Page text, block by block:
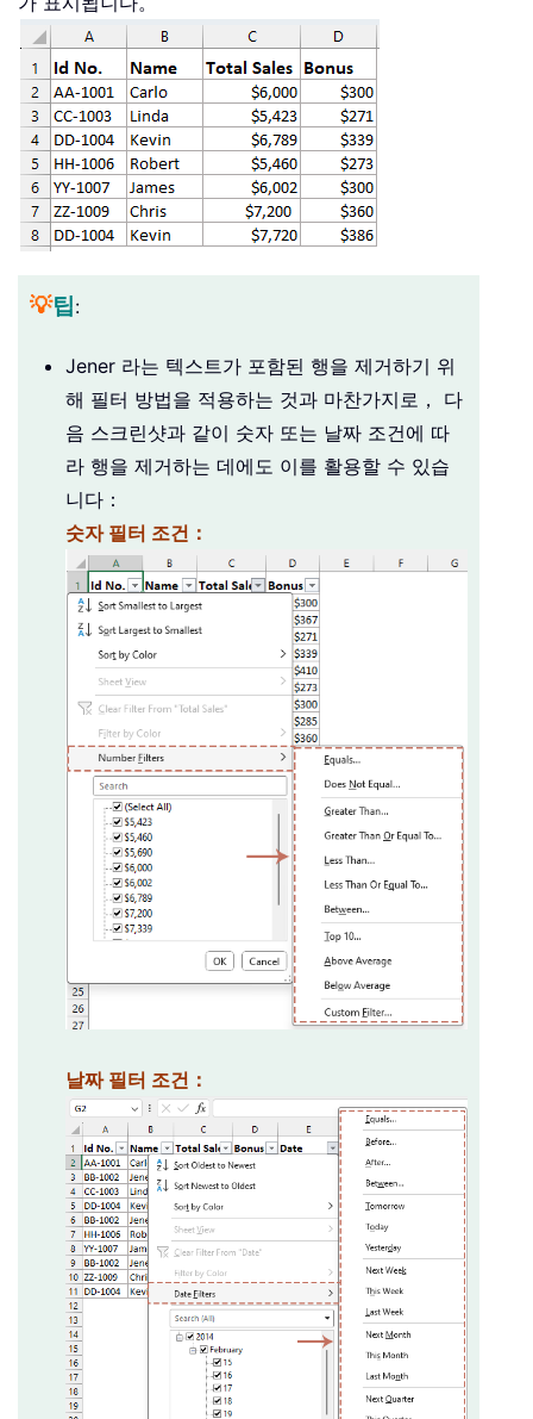
💡팁:
Jener 라는 텍스트가 포함된 행을 제거하기 위
해 필터 방법을 적용하는 것과 마찬가지로， 다
음 스크린샷과 같이 숫자 또는 날짜 조건에 따
라 행을 제거하는 데에도 이를 활용할 수 있습
니다：
숫자 필터 조건：
날짜 필터 조건：